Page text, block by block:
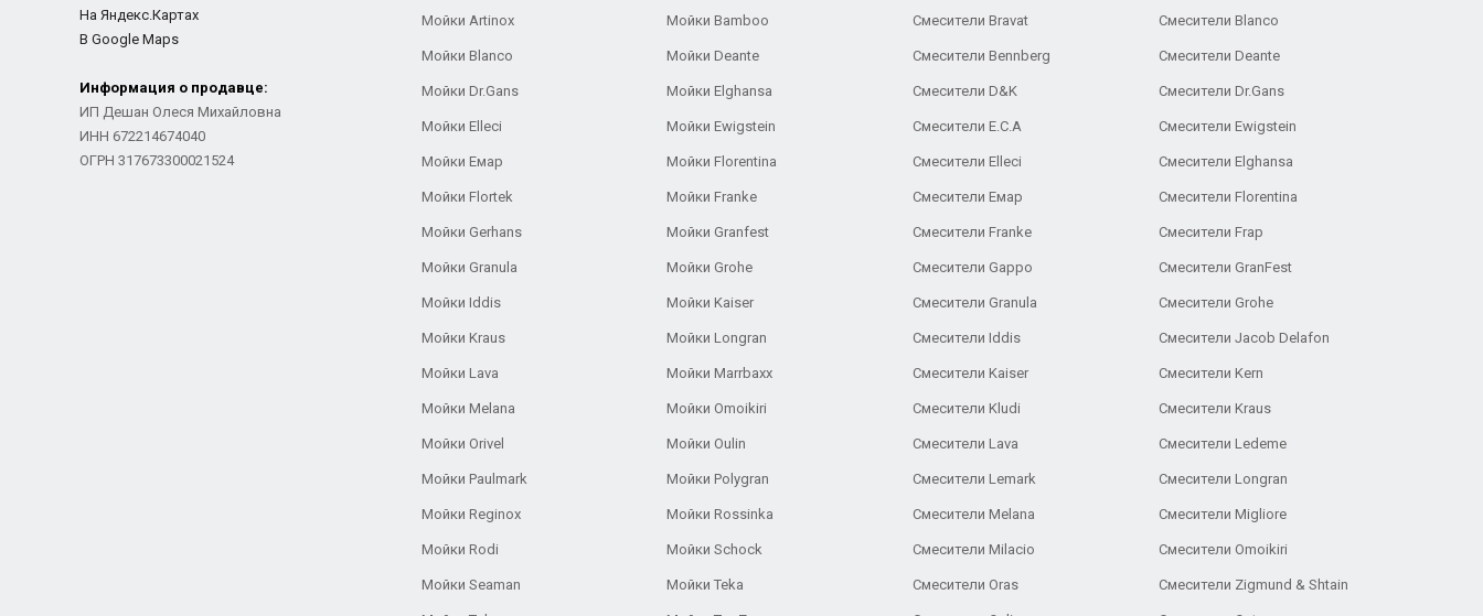
На Яндекс.Картах
В Google Maps
Информация о продавце:
ИП Дешан Олеся Михайловна
ИНН 672214674040
ОГРН 317673300021524
Мойки Artinox Мойки Bamboo
Мойки Blanco Мойки Deante
Мойки Dr.Gans Мойки Elghansa
Мойки Elleci Мойки Ewigstein
Мойки Емар Мойки Florentina
Мойки Flortek Мойки Franke
Мойки Gerhans Мойки Granfest
Мойки Granula Мойки Grohe
Мойки Iddis Мойки Kaiser
Мойки Kraus Мойки Longran
Мойки Lava Мойки Marrbaxx
Мойки Melana Мойки Omoikiri
Мойки Orivel Мойки Oulin
Мойки Paulmark Мойки Polygran
Мойки Reginox Мойки Rossinka
Мойки Rodi Мойки Schock
Мойки Seaman Мойки Teka
Смесители Bravat Смесители Blanco
Смесители Bennberg Смесители Deante
Смесители D&K Смесители Dr.Gans
Смесители E.C.A Cмесители Ewigstein
Смесители Elleci Смесители Elghansa
Смесители Емар Смесители Florentina
Смесители Franke Смесители Frap
Смесители Gappo Смесители GranFest
Смесители Granula Смесители Grohe
Смесители Iddis Смесители Jacob Delafon
Смесители Kaiser Смесители Kern
Смесители Kludi Смесители Kraus
Смесители Lava Смесители Ledeme
Смесители Lemark Смесители Longran
Смесители Melana Смесители Migliore
Смесители Milacio Смесители Omoikiri
Смесители Oras Смесители Zigmund & Shtain